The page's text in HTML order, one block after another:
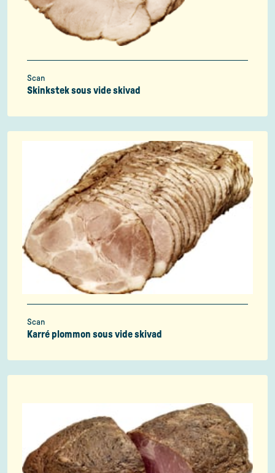
Scan
Skinkstek sous vide skivad
Scan
Karré plommon sous vide skivad